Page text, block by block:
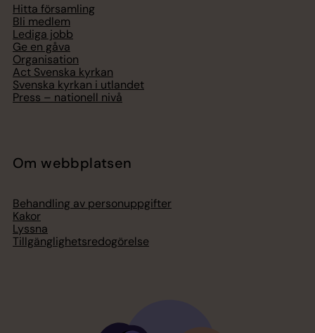
Hitta församling
Bli medlem
Lediga jobb
Ge en gåva
Organisation
Act Svenska kyrkan
Svenska kyrkan i utlandet
Press – nationell nivå
Om webbplatsen
Behandling av personuppgifter
Kakor
Lyssna
Tillgänglighetsredogörelse